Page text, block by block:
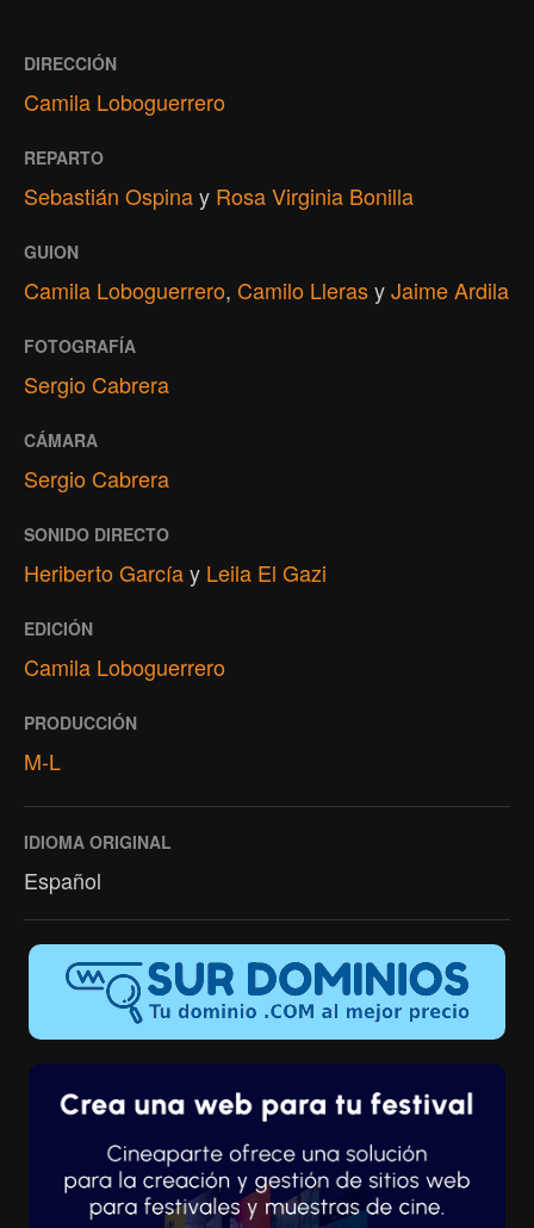
DIRECCIÓN
Camila Loboguerrero
REPARTO
Sebastián Ospinay Rosa Virginia Bonilla
GUION
Camila Loboguerrero, Camilo LlerasyJaime Ardila
FOTOGRAFÍA
Sergio Cabrera
CÁMARA
Sergio Cabrera
SONIDO DIRECTO
Heriberto Garcíay Leila El Gazi
EDICIÓN
Camila Loboguerrero
PRODUCCIÓN
M-L
IDIOMA ORIGINAL
Español